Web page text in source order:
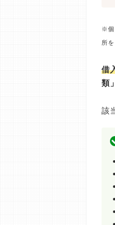
※個
所
借
類」
該